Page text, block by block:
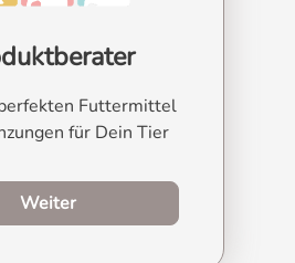
Futtermittel
für Dein Tier
Weiterzum Produktberater